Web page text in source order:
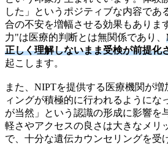
した」というポジティブな内容であ
合の不安を増幅させる効果もありま
力"は医療的判断とは無関係であり、
正しく理解しないまま受検が前提化
起こします。
また、NIPTを提供する医療機関が
ィングが積極的に行われるようにな
が当然」という認識の形成に影響を
軽さやアクセスの良さは大きなメリ
で、十分な遺伝カウンセリングを受